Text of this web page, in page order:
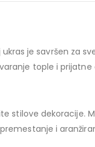
je savršen za
tople i
stilove dekoracije.
i